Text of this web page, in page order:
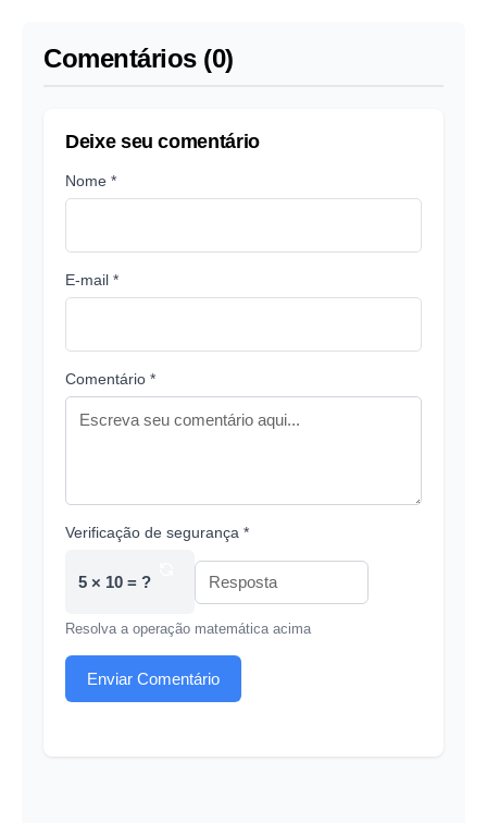
Comentários (0)
Deixe seu comentário
Nome *
E-mail *
Comentário *
Verificação de segurança *
5 × 10 = ?
Resolva a operação matemática acima
Enviar Comentário